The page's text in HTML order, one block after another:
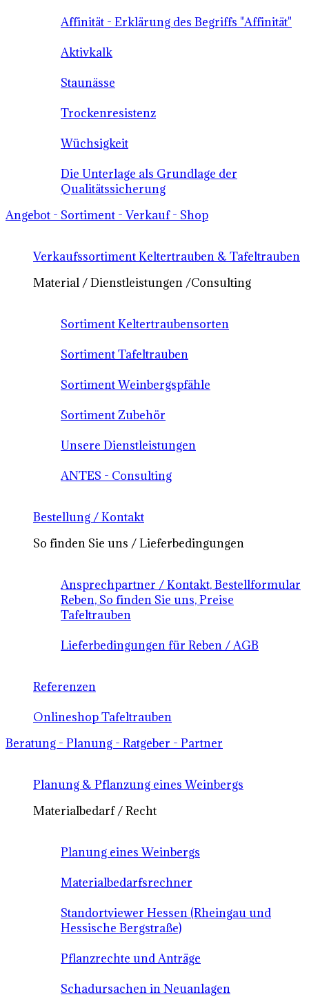
Affinität - Erklärung des Begriffs "Affinität"
Aktivkalk
Staunässe
Trockenresistenz
Wüchsigkeit
Die Unterlage als Grundlage der
Qualitätssicherung
Angebot - Sortiment - Verkauf - Shop
Verkaufssortiment Keltertrauben & Tafeltrauben
Material / Dienstleistungen /Consulting
Sortiment Keltertraubensorten
Sortiment Tafeltrauben
Sortiment Weinbergspfähle
Sortiment Zubehör
Unsere Dienstleistungen
ANTES - Consulting
Bestellung / Kontakt
So finden Sie uns / Lieferbedingungen
Ansprechpartner / Kontakt, Bestellformular
Reben, So finden Sie uns, Preise
Tafeltrauben
Lieferbedingungen für Reben / AGB
Referenzen
Onlineshop Tafeltrauben
Beratung - Planung - Ratgeber - Partner
Planung & Pflanzung eines Weinbergs
Materialbedarf / Recht
Planung eines Weinbergs
Materialbedarfsrechner
Standortviewer Hessen (Rheingau und
Hessische Bergstraße)
Pflanzrechte und Anträge
Schadursachen in Neuanlagen